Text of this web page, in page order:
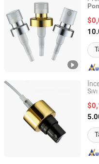
YUYAO YUHUI
Zhejiang, China
Wuxi Sunmart Science
Jiangsu, China